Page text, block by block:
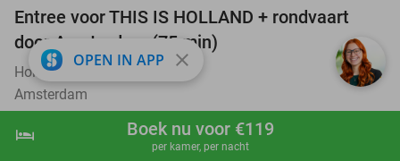
shopping_cart Boek nu
hotel Boek nu voor €119
per kamer, per nacht
14%
Entree voor THIS IS HOLLAND + rondvaart
door Amsterdam (75 min)
Holland Ticket Services 9.0star
Amsterdam
OPEN IN APP close